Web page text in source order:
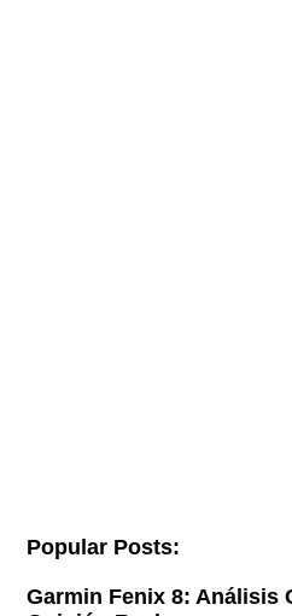
Popular Posts:
Garmin Fenix 8: Análisis